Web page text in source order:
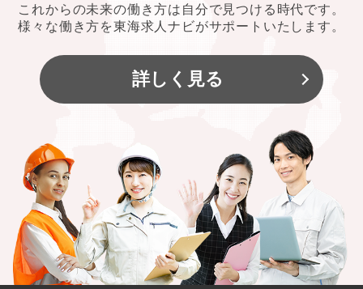
これからの未来の働き方は自分で見つける時代です。
様々な働き方を東海求人ナビがサポートいたします。
詳しく見る